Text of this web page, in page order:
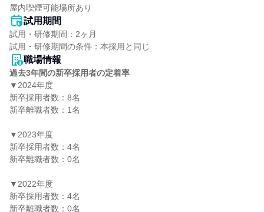
屋内喫煙可能場所あり
試用期間
試用・研修期間：2ヶ月
職場情報
過去3年間の新卒採用者の定着率
▼2024年度
新卒採用者数：8名
新卒離職者数：1名
▼2023年度
新卒採用者数：4名
新卒離職者数：0名
▼2022年度
新卒採用者数：4名
新卒離職者数：0名